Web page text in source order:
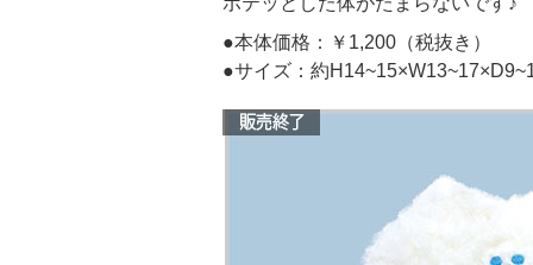
●本体価格：￥1,200（税抜き）
●サイズ：約